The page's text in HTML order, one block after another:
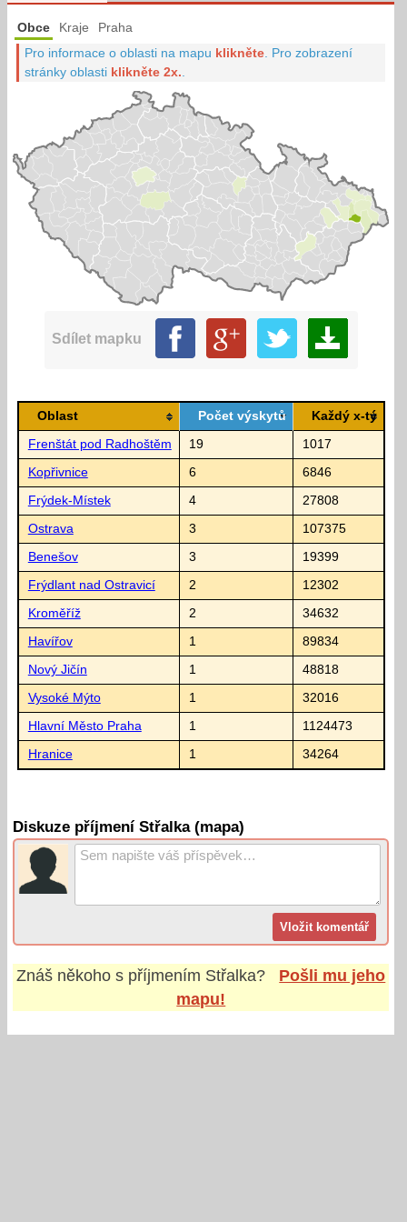
Obce Kraje Praha
Pro informace o oblasti na mapu klikněte Pro zobrazení
stránky oblasti klikněte 2x.
Sdílet mapku
Oblast Počet výskytů Každý x-tý
Frenštát pod Radhoštěm 19 1017
Kopřivnice 6 6846
Frýdek-Místek 4 27808
Ostrava 3 107375
Benešov 3 19399
Frýdlant nad Ostravicí 2 12302
Kroměříž 2 34632
Havířov 1 89834
Nový Jičín 1 48818
Vysoké Mýto 1 32016
Hlavní Město Praha 1 1124473
Hranice 1 34264
Diskuze příjmení Střalka (mapa)
Znáš někoho s příjmením Střalka?
Pošli mu jeho
mapu!